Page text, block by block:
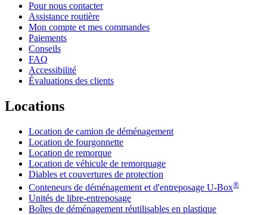
Pour nous contacter
Assistance routière
Mon compte et mes commandes
Paiements
Conseils
FAQ
Accessibilité
Évaluations des clients
Locations
Location de camion de déménagement
Location de fourgonnette
Location de remorque
Location de véhicule de remorquage
Diables et couvertures de protection
Conteneurs de déménagement et d'entreposage U-Box®
Unités de libre-entreposage
Boîtes de déménagement réutilisables en plastique